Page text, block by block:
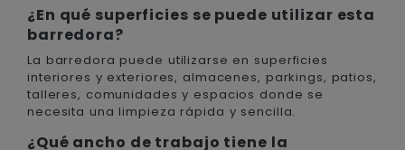
¿En qué superficies se puede utilizar esta
barredora?
La barredora puede utilizarse en superficies
interiores y exteriores, almacenes, parkings, patios,
talleres, comunidades y espacios donde se
necesita una limpieza rápida y sencilla.
¿Qué ancho de trabajo tiene la